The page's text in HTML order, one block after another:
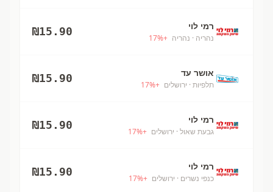
רמי לוי
נהריה · נהריה +
17%
₪15.90
אושר עד
תלפיות · ירושלים +
17%
₪15.90
רמי לוי
גבעת שאול · ירושלים +
17%
₪15.90
רמי לוי
כנפי נשרים · ירושלים +
17%
₪15.90